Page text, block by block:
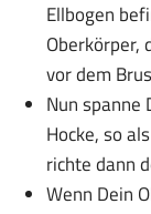
Ellbogen
Oberkörper,
vor dem
Nun spanne
Hocke, so
richte dann
Wenn Dein